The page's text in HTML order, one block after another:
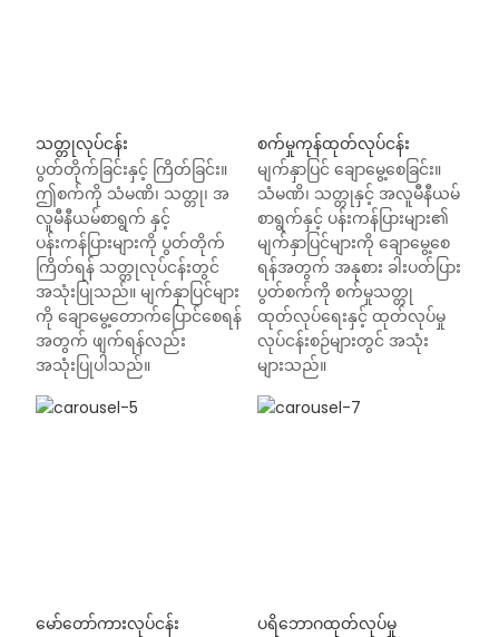
သတ္တုလုပ်ငန်း
ပွတ်တိုက်ခြင်းနှင့် ကြိတ်ခြင်း။
ဤစက်ကို သံမဏိ၊ သတ္တု၊ အ
လူမီနီယမ်စာရွက် နှင့်
ပန်းကန်ပြားများကို ပွတ်တိုက်
ကြိတ်ရန် သတ္တုလုပ်ငန်းတွင်
အသုံးပြုသည်။ မျက်နှာပြင်များ
ကို ချောမွေ့တောက်ပြောင်စေရန်
အတွက် ဖျက်ရန်လည်း
အသုံးပြုပါသည်။
စက်မှုကုန်ထုတ်လုပ်ငန်း
မျက်နှာပြင် ချောမွေ့စေခြင်း။
သံမဏိ၊ သတ္တုနှင့် အလူမီနီယမ်
စာရွက်နှင့် ပန်းကန်ပြားများ၏
မျက်နှာပြင်များကို ချောမွေ့စေ
ရန်အတွက် အနုစား ခါးပတ်ပြား
ပွတ်စက်ကို စက်မှုသတ္တု
ထုတ်လုပ်ရေးနှင့် ထုတ်လုပ်မှု
လုပ်ငန်းစဉ်များတွင် အသုံး
များသည်။
မော်တော်ကားလုပ်ငန်း ပရိဘောဂထုတ်လုပ်မှု